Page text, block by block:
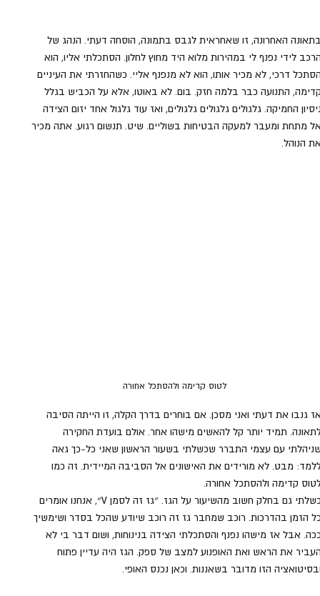
האחרונה, זו שאחראית לגבס בתמונה, הוסחה דעתי. הנהג של
לידי נפנף לי במהירות מלוא היד מחוץ לחלון. הסתכלתי אליו, הוא
דרכי, לא מכיר אותו, הוא לא מנפנף אליי. כשהחזרתי את העיניים
התנועה כבר בלמה חזק. בום. לא באוטו, אלא על הכביש בגלל
החמיקה. גלגולים גלגולים גלגולים, ואז עוד גלגול אחד יזום הצידה
מתחת ומעבר למעקה הבטיחות בשוליים. שיט. תנשום רגוע. אתה מכיר
הנוהל.
לטוס קדימה ולהסתכל אחורה
גנבו את דעתי ואני מסכן. אם בוחרים בדרך הקלה, זו הייתה הסיבה
תמיד יותר קל להאשים מישהו אחר. אולם בועדת החקירה
עם עצמי התברר שכשלתי בשעור הראשון שאני כל-כך גאה
מבט. לא מורידים את האישונים אל הסביבה המיידית. זה כמו
קדימה ולהסתכל אחורה.
כשלתי גם בחלק חשוב מהשיעור על הגז. ״גז זה לסמן V״, אנחנו אומרים
הזמן בהדרכות. רוכב שמחבר גז זה רוכב שיודע שהכל בסדר ושימשיך
אבל אז מישהו נפנף והסתכלתי הצידה בנינוחות, ושום דבר בי לא
את הראש ואת האופנוע למצב של ספק. הגז היה עדיין פתוח
הזו מדובר בשאננות. וכאן נכנס האופי.